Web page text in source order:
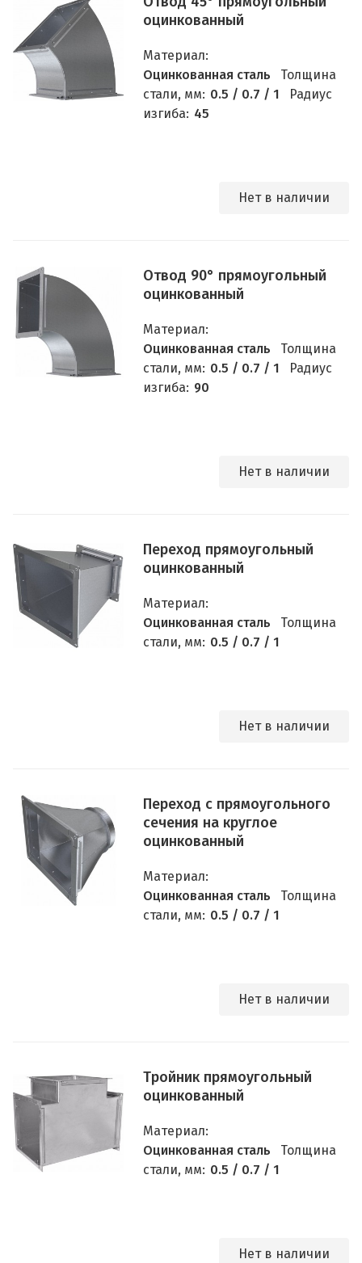
оцинкованный
Материал:
Оцинкованная сталь
Толщина
стали, мм: 0.5 / 0.7 / 1
Радиус
изгиба: 45
Нет в наличии
Отвод 90° прямоугольный
оцинкованный
Материал:
Оцинкованная сталь
Толщина
стали, мм: 0.5 / 0.7 / 1
Радиус
изгиба: 90
Нет в наличии
Переход прямоугольный
оцинкованный
Материал:
Оцинкованная сталь
Толщина
стали, мм: 0.5 / 0.7 / 1
Нет в наличии
Переход с прямоугольного
сечения на круглое
оцинкованный
Материал:
Оцинкованная сталь
Толщина
стали, мм: 0.5 / 0.7 / 1
Нет в наличии
Тройник прямоугольный
оцинкованный
Материал:
Оцинкованная сталь
Толщина
стали, мм: 0.5 / 0.7 / 1
Нет в наличии